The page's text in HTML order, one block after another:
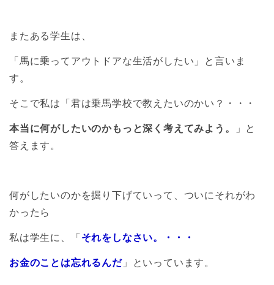
またある学生は、
「馬に乗ってアウトドアな生活がしたい」と言いま
す。
そこで私は「君は乗馬学校で教えたいのかい？・・・
本当に何がしたいのかもっと深く考えてみよう。
」と
答えます。
何がしたいのかを掘り下げていって、ついにそれがわ
かったら
私は学生に、「それをしなさい。・・・
お金のことは忘れるんだ」といっています。